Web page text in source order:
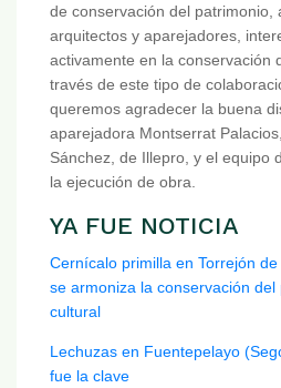
de conservación del patrimonio,
arquitectos y aparejadores,
activamente en la conservación
través de este tipo de
queremos agradecer la buena
aparejadora Montserrat
Sánchez, de Illepro, y el equipo
la ejecución de obra.
YA FUE NOTICIA
Cernícalo primilla en Torrejón
se armoniza la conservación
cultural
Lechuzas en Fuentepelayo
fue la clave